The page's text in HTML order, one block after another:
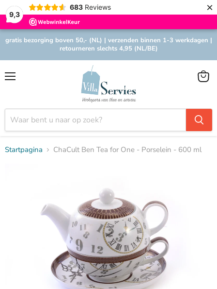
9,3
683 Reviews ×
gratis bezorging boven 50,- (NL) | verzenden binnen 1-3 werkdagen |
retourneren slechts 4,95 (NL/BE)
Startpagina ChaCult Ben Tea for One - Porselein - 600 ml